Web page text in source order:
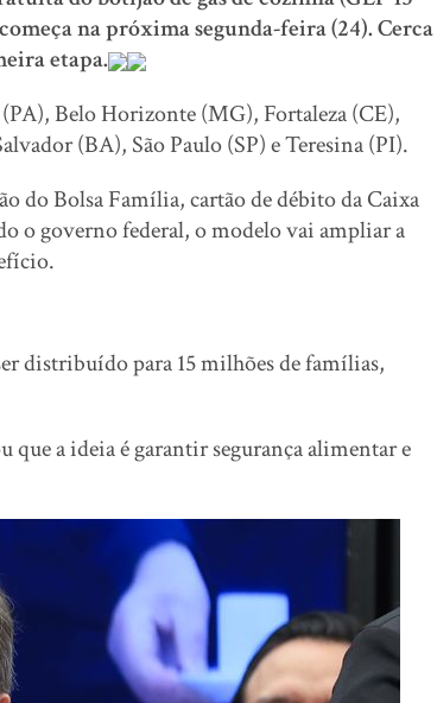
na próxima segunda-feira (24). Cerca
etapa.
Belo Horizonte (MG), Fortaleza (CE),
(BA), São Paulo (SP) e Teresina (PI).
do Bolsa Família, cartão de débito da Caixa
o governo federal, o modelo vai ampliar a
distribuído para 15 milhões de famílias,
a ideia é garantir segurança alimentar e